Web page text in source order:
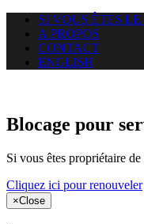
SI VOUS ÊTES
A PROPOS
CONTACT
ENGLISH
Blocage pour
Si vous êtes propriétaire
Cliquez ici pour renouveler
×Close